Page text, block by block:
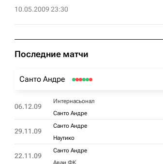
10.05.2009 23:30
Последние матчи
Санто Андре
06.12.09
Интернасьонал
Санто Андре
29.11.09
Санто Андре
Наутико
22.11.09
Санто Андре
Аваи ФК